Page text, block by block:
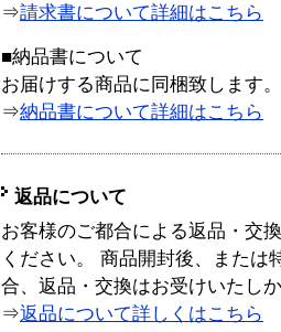
⇒請求書について詳細はこちら
■納品書について
お届けする商品に同梱致します。
⇒納品書について詳細はこちら
返品について
お客様のご都合による返品・交
ください。 商品開封後、または
合、返品・交換はお受けいたし
⇒返品について詳しくはこちら